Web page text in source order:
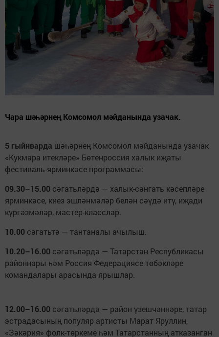
Чара шәһәрнең Комсомол мәйданында узачак.
5 гыйнварда шәһәрнең Комсомол мәйданында узачак
«Кукмара итекләре» Бөтенроссия халык иҗаты
фестиваль-ярминкәсе программасы:
09.30–15.00 сәгатьләрдә — халык-сәнгать кәсепләре
ярминкәсе, киез эшләнмәләр белән сәүдә итү, иҗади
күргәзмәләр, мастер-класслар.
10.00 сәгатьтә — тантаналы ачылыш.
10.20–16.00 сәгатьләрдә — Татарстан Республикасы
районнары һәм Россия Федерациясе төбәкләре
командалары арасында ярышлар.
12.00–16.00 сәгатьләрдә — район үзешчәннәре, татар
эстрадасының популяр артисты Марат Яруллин,
«Зәкәрия» фолк-төркеме һәм Татарстанның атказанган